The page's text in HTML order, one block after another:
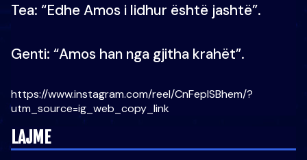
Tea: “Edhe Amos i lidhur është jashtë”.
Genti: “Amos han nga gjitha krahët”.
https://www.instagram.com/reel/CnFeplSBhem/?
utm_source=ig_web_copy_link
LAJME